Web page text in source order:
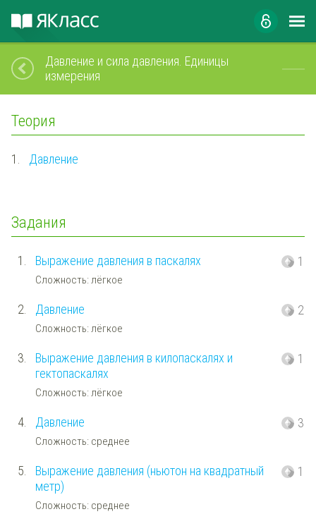
Давление и сила давления. Единицы
измерения
Теория
1. Давление
Задания
1. Выражение давления в паскалях
Сложность: лёгкое
1
2. Давление
Сложность: лёгкое
2
3.
Выражение давления в килопаскалях и
гектопаскалях
Сложность: лёгкое
1
4. Давление
Сложность: среднее
3
5.
Выражение давления (ньютон на квадратный
метр)
Сложность: среднее
1